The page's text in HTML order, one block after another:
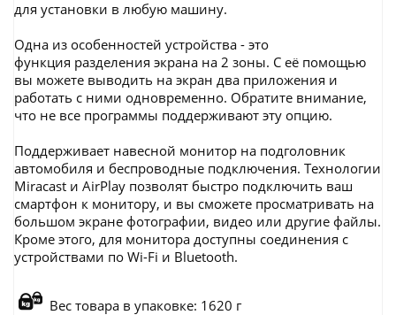
для установки в любую машину.
Одна из особенностей устройства - это
функция разделения экрана на 2 зоны. С её помощью
вы можете выводить на экран два приложения и
работать с ними одновременно. Обратите внимание,
что не все программы поддерживают эту опцию.
Поддерживает навесной монитор на подголовник
автомобиля и беспроводные подключения. Технологии
Miracast и AirPlay позволят быстро подключить ваш
смартфон к монитору, и вы сможете просматривать на
большом экране фотографии, видео или другие файлы.
Кроме этого, для монитора доступны соединения с
устройствами по Wi-Fi и Bluetooth.
Вес товара в упаковке: 1620 г